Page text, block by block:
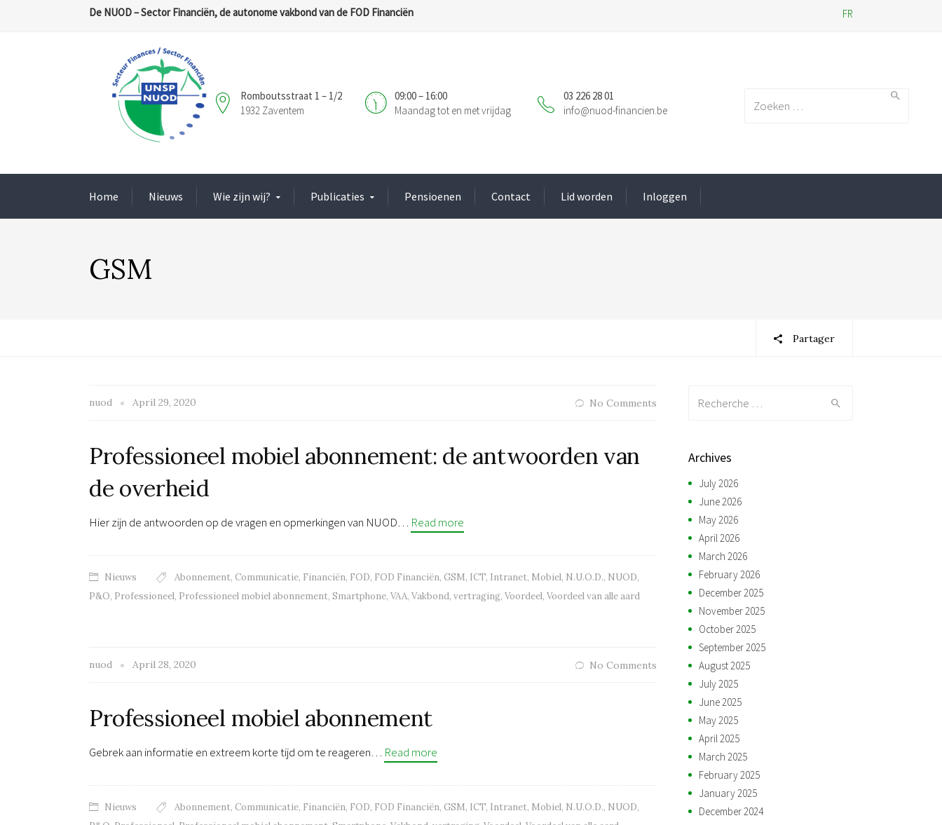
De NUOD – Sector Financiën, de autonome vakbond van de FOD Financiën FR
03 226 28 01
info@nuod-financien.be
09:00 – 16:00
Maandag tot en met vrijdag
Romboutsstraat 1 – 1/2
1932 Zaventem
Home Nieuws Wie zijn wij? Publicaties Pensioenen Contact Lid worden Inloggen
GSM
Partager
nuod April 29, 2020 No Comments
Professioneel mobiel abonnement: de antwoorden van
de overheid
Hier zijn de antwoorden op de vragen en opmerkingen van NUOD… Read more
Nieuws Abonnement, Communicatie, Financiën, FOD, FOD Financiën, GSM, ICT, Intranet, Mobiel, N.U.O.D., NUOD,
P&O, Professioneel, Professioneel mobiel abonnement, Smartphone, VAA, Vakbond, vertraging, Voordeel, Voordeel van alle aard
nuod April 28, 2020 No Comments
Professioneel mobiel abonnement
Gebrek aan informatie en extreem korte tijd om te reageren… Read more
Nieuws Abonnement, Communicatie, Financiën, FOD, FOD Financiën, GSM, ICT, Intranet, Mobiel, N.U.O.D., NUOD,
Archives
July 2026
June 2026
May 2026
April 2026
March 2026
February 2026
December 2025
November 2025
October 2025
September 2025
August 2025
July 2025
June 2025
May 2025
April 2025
March 2025
February 2025
January 2025
December 2024